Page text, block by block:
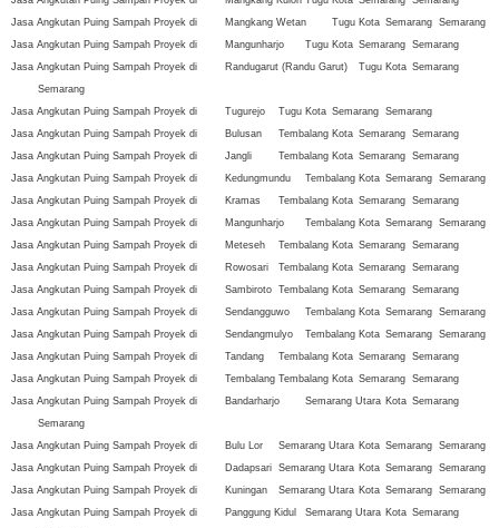
Jasa Angkutan Puing Sampah Proyek di
Mangkang Wetan Tugu Kota Semarang Semarang
Jasa Angkutan Puing Sampah Proyek di
Mangunharjo Tugu Kota Semarang Semarang
Jasa Angkutan Puing Sampah Proyek di
Randugarut (Randu Garut) Tugu Kota Semarang
Semarang
Jasa Angkutan Puing Sampah Proyek di
Tugurejo Tugu Kota Semarang Semarang
Jasa Angkutan Puing Sampah Proyek di
Bulusan Tembalang Kota Semarang Semarang
Jasa Angkutan Puing Sampah Proyek di
Jangli Tembalang Kota Semarang Semarang
Jasa Angkutan Puing Sampah Proyek di
Kedungmundu Tembalang Kota Semarang Semarang
Jasa Angkutan Puing Sampah Proyek di
Kramas Tembalang Kota Semarang Semarang
Jasa Angkutan Puing Sampah Proyek di
Mangunharjo Tembalang Kota Semarang Semarang
Jasa Angkutan Puing Sampah Proyek di
Meteseh Tembalang Kota Semarang Semarang
Jasa Angkutan Puing Sampah Proyek di
Rowosari Tembalang Kota Semarang Semarang
Jasa Angkutan Puing Sampah Proyek di
Sambiroto Tembalang Kota Semarang Semarang
Jasa Angkutan Puing Sampah Proyek di
Sendangguwo Tembalang Kota Semarang Semarang
Jasa Angkutan Puing Sampah Proyek di
Sendangmulyo Tembalang Kota Semarang Semarang
Jasa Angkutan Puing Sampah Proyek di
Tandang Tembalang Kota Semarang Semarang
Jasa Angkutan Puing Sampah Proyek di
Tembalang Tembalang Kota Semarang Semarang
Jasa Angkutan Puing Sampah Proyek di
Bandarharjo Semarang Utara Kota Semarang
Semarang
Jasa Angkutan Puing Sampah Proyek di
Bulu Lor Semarang Utara Kota Semarang Semarang
Jasa Angkutan Puing Sampah Proyek di
Dadapsari Semarang Utara Kota Semarang Semarang
Jasa Angkutan Puing Sampah Proyek di
Kuningan Semarang Utara Kota Semarang Semarang
Jasa Angkutan Puing Sampah Proyek di
Panggung Kidul Semarang Utara Kota Semarang